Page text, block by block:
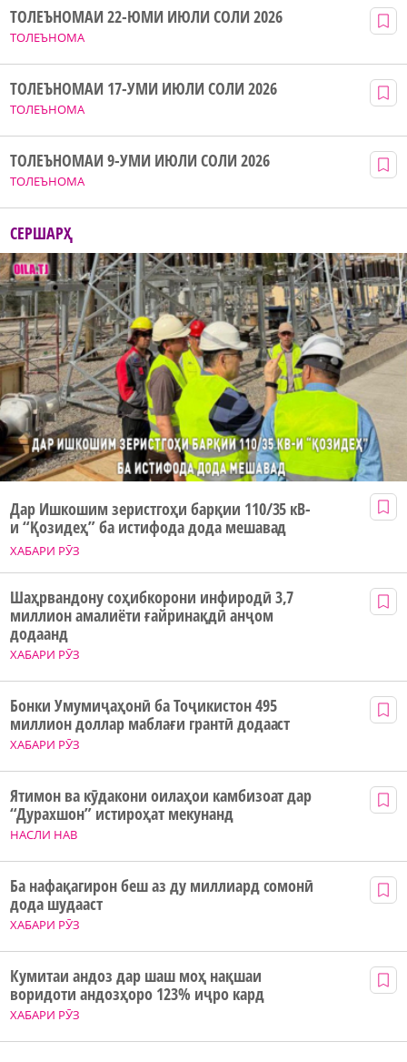
ТОЛЕЪНОМА
ТОЛЕЪНОМАИ 22-ЮМИ ИЮЛИ СОЛИ 2026
ТОЛЕЪНОМА
ТОЛЕЪНОМАИ 17-УМИ ИЮЛИ СОЛИ 2026
ТОЛЕЪНОМА
ТОЛЕЪНОМАИ 9-УМИ ИЮЛИ СОЛИ 2026
СЕРШАРҲ
ХАБАРИ РӮЗ
Дар Ишкошим зеристгоҳи барқии 110/35 кВ-
и “Қозидеҳ” ба истифода дода мешавад
ХАБАРИ РӮЗ
Шаҳрвандону соҳибкорони инфиродӣ 3,7
миллион амалиёти ғайринақдӣ анҷом
додаанд
ХАБАРИ РӮЗ
Бонки Умумиҷаҳонӣ ба Тоҷикистон 495
миллион доллар маблағи грантӣ додааст
НАСЛИ НАВ
Ятимон ва кӯдакони оилаҳои камбизоат дар
“Дурахшон” истироҳат мекунанд
ХАБАРИ РӮЗ
Ба нафақагирон беш аз ду миллиард сомонӣ
дода шудааст
ХАБАРИ РӮЗ
Кумитаи андоз дар шаш моҳ нақшаи
воридоти андозҳоро 123% иҷро кард